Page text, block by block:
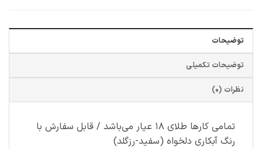
توضیحات
توضیحات تکمیلی
نظرات (0)
تمامی کارها طلای ۱۸ عیار می‌باشد / قابل سفارش با
رنگ آبکاری دلخواه (سفید-رزگلد)